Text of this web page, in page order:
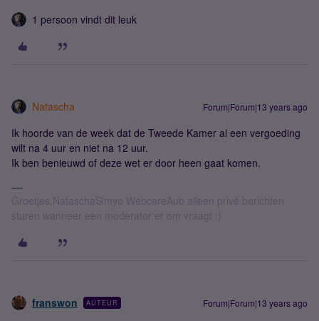
1 persoon vindt dit leuk
Natascha Forum|Forum|13 years ago
Ik hoorde van de week dat de Tweede Kamer al een vergoeding
wilt na 4 uur en niet na 12 uur.
Ik ben benieuwd of deze wet er door heen gaat komen.
Groetjes,NataschaSimyo WebcareAub alleen privé berichten
sturen wanneer een moderator er om vraagt :)
franswon AUTEUR Forum|Forum|13 years ago